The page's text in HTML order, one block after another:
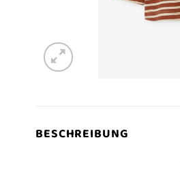
BESCHREIBUNG